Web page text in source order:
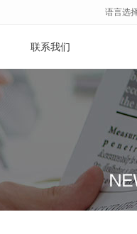
语言选
联系我们